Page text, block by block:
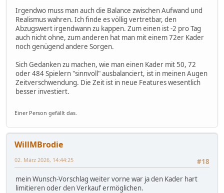
Irgendwo muss man auch die Balance zwischen Aufwand und
Realismus wahren. Ich finde es völlig vertretbar, den
Abzugswert irgendwann zu kappen. Zum einen ist -2 pro Tag
auch nicht ohne, zum anderen hat man mit einem 72er Kader
noch genügend andere Sorgen.
Sich Gedanken zu machen, wie man einen Kader mit 50, 72
oder 484 Spielern "sinnvoll" ausbalanciert, ist in meinen Augen
Zeitverschwendung. Die Zeit ist in neue Features wesentlich
besser investiert.
Einer Person gefällt das.
WillMBrodie
#18
02. März 2026, 14:44:25
mein Wunsch-Vorschlag weiter vorne war ja den Kader hart
limitieren oder den Verkauf ermöglichen.